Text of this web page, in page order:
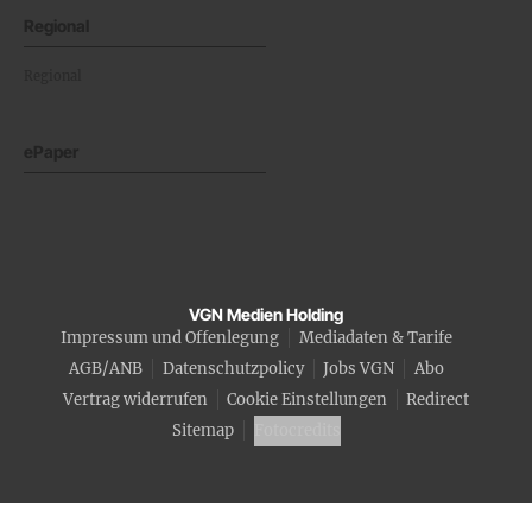
VGN Medien Holding
Impressum und Offenlegung
Mediadaten & Tarife
AGB/ANB
Datenschutzpolicy Jobs VGN
Abo
Vertrag widerrufen
Cookie Einstellungen
Redirect
Sitemap